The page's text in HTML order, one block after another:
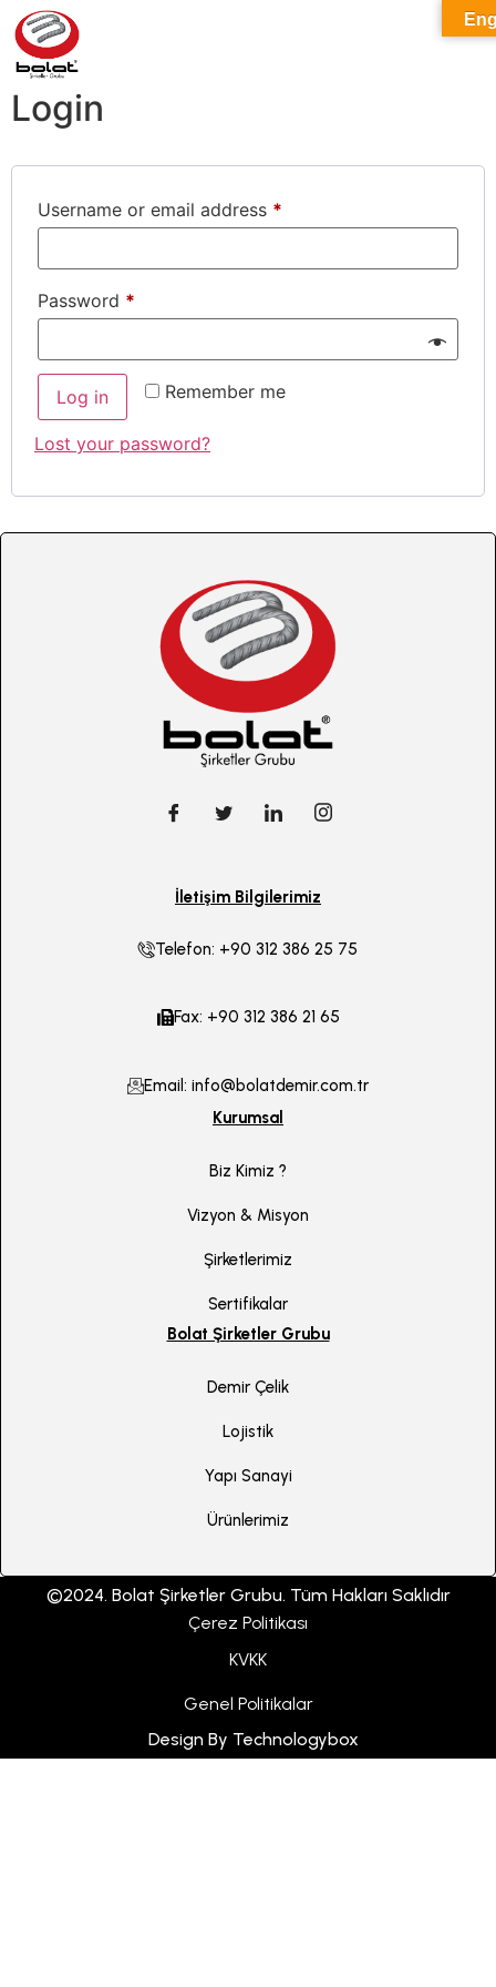
Login
Username or email address *
Password *
Remember me
Log in
Lost your password?
İletişim Bilgilerimiz
Telefon: +90 312 386 25 75
Fax: +90 312 386 21 65
Email: info@bolatdemir.com.tr
Kurumsal
Biz Kimiz ?
Vizyon & Misyon
Şirketlerimiz
Sertifikalar
Bolat Şirketler Grubu
Demir Çelik
Lojistik
Yapı Sanayi
Ürünlerimiz
©2024. Bolat Şirketler Grubu. Tüm Hakları Saklıdır
Çerez Politikası
KVKK
Genel Politikalar
Design By Technologybox